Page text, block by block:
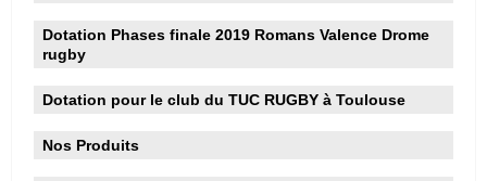
Dotation Phases finale 2019 Romans Valence Drome
rugby
Dotation pour le club du TUC RUGBY à Toulouse
Nos Produits